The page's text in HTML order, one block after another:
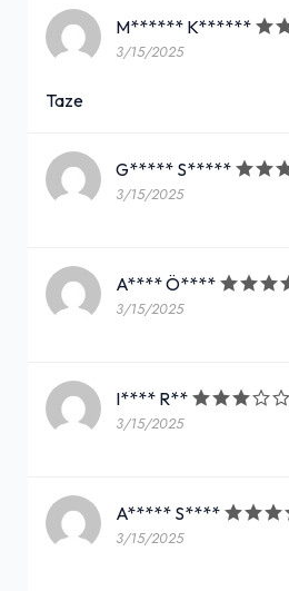
M****** K******
3/15/2025
Taze
G***** S*****
3/15/2025
A**** Ö****
3/15/2025
I**** R**
3/15/2025
A***** S****
3/15/2025